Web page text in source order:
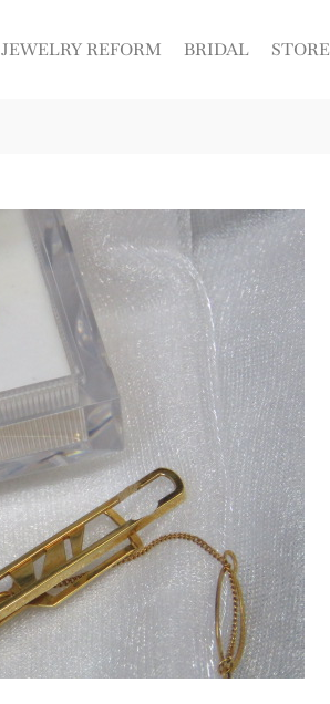
JEWELRY REFORM BRIDAL STORE